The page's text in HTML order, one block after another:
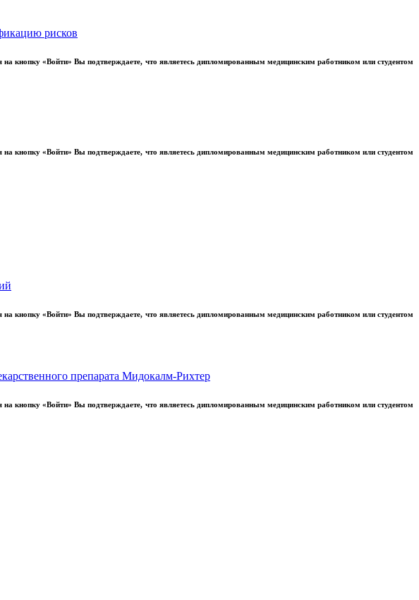
рисков
кнопку «Войти» Вы подтверждаете, что являетесь дипломированным медицинским работником или студентом
кнопку «Войти» Вы подтверждаете, что являетесь дипломированным медицинским работником или студентом
кнопку «Войти» Вы подтверждаете, что являетесь дипломированным медицинским работником или студентом
препарата Мидокалм-Рихтер
кнопку «Войти» Вы подтверждаете, что являетесь дипломированным медицинским работником или студентом